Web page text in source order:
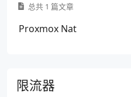
总共 1 篇文章
Proxmox Nat
限流器